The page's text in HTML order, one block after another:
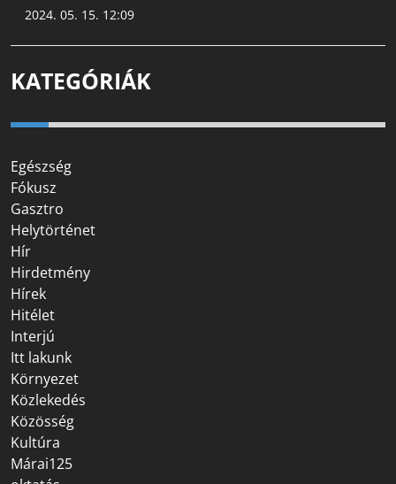
2024. 05. 15. 12:09
KATEGÓRIÁK
Egészség
Fókusz
Gasztro
Helytörténet
Hír
Hirdetmény
Hírek
Hitélet
Interjú
Itt lakunk
Környezet
Közlekedés
Közösség
Kultúra
Márai125